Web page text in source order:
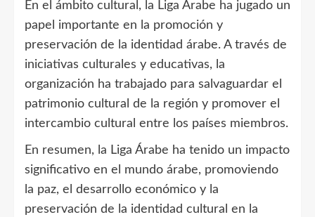
En el ámbito cultural, la Liga Árabe ha jugado un
papel importante en la promoción y
preservación de la identidad árabe. A través de
iniciativas culturales y educativas, la
organización ha trabajado para salvaguardar el
patrimonio cultural de la región y promover el
intercambio cultural entre los países miembros.
En resumen, la Liga Árabe ha tenido un impacto
significativo en el mundo árabe, promoviendo
la paz, el desarrollo económico y la
preservación de la identidad cultural en la